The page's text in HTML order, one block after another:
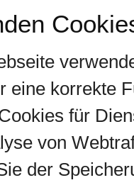
eine korrekte
für
von
der